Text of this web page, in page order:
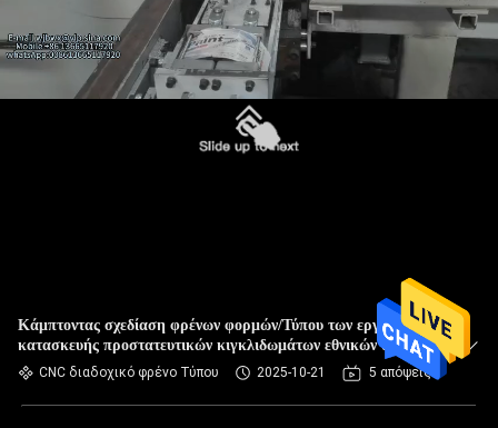
Κάμπτοντας σχεδίαση φρένων φορμών/Τύπου των εργαλείων
κατασκευής προστατευτικών κιγκλιδωμάτων εθνικών οδών
CNC διαδοχικό φρένο Τύπου 2025-10-21 5 απόψεις